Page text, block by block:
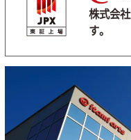
株式会
す。